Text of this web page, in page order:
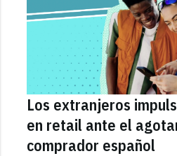
Los extranjeros
en retail ante el
comprador español